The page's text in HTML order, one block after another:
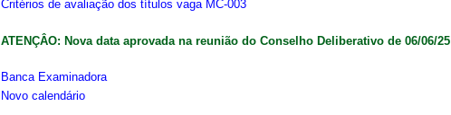
Critérios de avaliação dos títulos vaga MC-003
ATENÇÂO: Nova data aprovada na reunião do Conselho Deliberativo de 06/06/25
Banca Examinadora
Novo calendário